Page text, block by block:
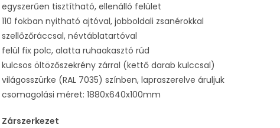
egyszerűen tisztítható, ellenálló felület
110 fokban nyitható ajtóval, jobboldali zsanérokkal
szellőzőráccsal, névtáblatartóval
felül fix polc, alatta ruhaakasztó rúd
kulcsos öltözőszekrény zárral (kettő darab kulccsal)
világosszürke (RAL 7035) színben, lapraszerelve áruljuk
csomagolási méret: 1880x640x100mm
Zárszerkezet